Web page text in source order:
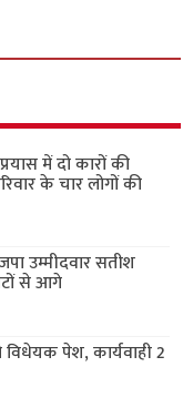
में दो कारों की
के चार लोगों की
उम्मीदवार सतीश
से आगे
पेश, कार्यवाही 2